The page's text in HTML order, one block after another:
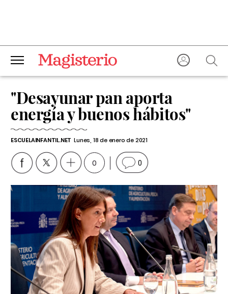
"Desayunar pan aporta
energía y buenos hábitos"
ESCUELAINFANTIL.NET Lunes, 18 de enero de 2021
0 0